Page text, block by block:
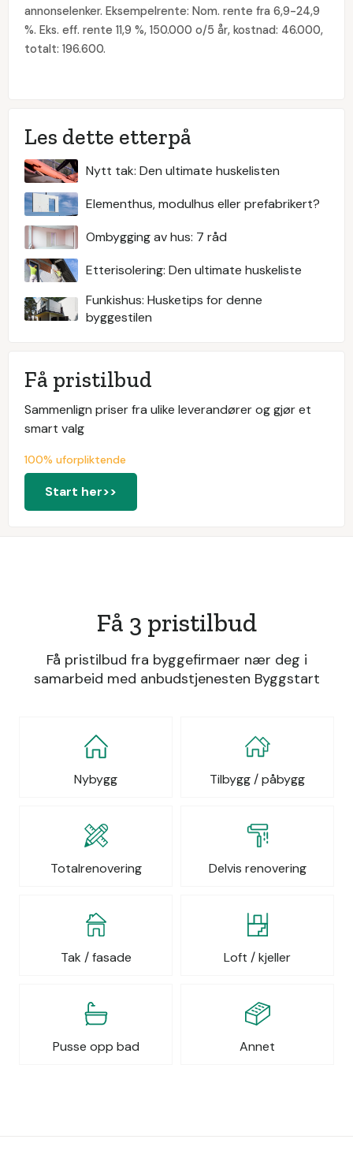
annonselenker. Eksempelrente: Nom. rente fra 6,9-24,9
%. Eks. eff. rente 11,9 %, 150.000 o/5 år, kostnad: 46.000,
totalt: 196.600.
Les dette etterpå
Nytt tak: Den ultimate huskelisten
Elementhus, modulhus eller prefabrikert?
Ombygging av hus: 7 råd
Etterisolering: Den ultimate huskeliste
Funkishus: Husketips for denne
byggestilen
Få pristilbud
Sammenlign priser fra ulike leverandører og gjør et
smart valg
100% uforpliktende
Start her>>
Få 3 pristilbud
Få pristilbud fra byggefirmaer nær deg i
samarbeid med anbudstjenesten Byggstart
Nybygg Tilbygg / påbygg
Totalrenovering Delvis renovering
Tak / fasade Loft / kjeller
Pusse opp bad Annet